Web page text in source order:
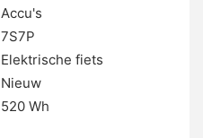
Accu's
7S7P
Elektrische fiets
Nieuw
520 Wh